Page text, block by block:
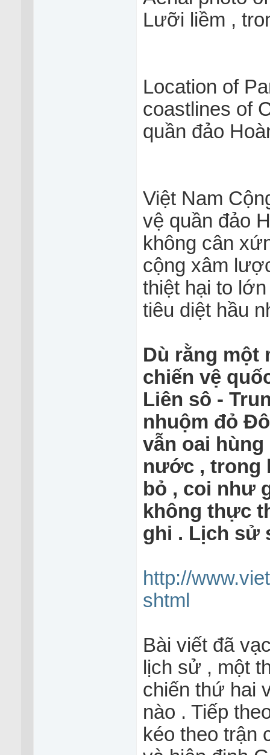
Lưỡi liềm ,
Location of
coastlines of
quần đảo
Việt Nam
vệ quần đảo
không cân
cộng xâm
thiệt hại to
tiêu diệt hầu
Dù rằng một
chiến vệ
Liên sô -
nhuộm đỏ
vẫn oai
nước , trong
bỏ , coi như
không thực
ghi . Lịch sử
http://
shtml
Bài viết đã
lịch sử , một
chiến thứ hai
nào . Tiếp
kéo theo trận